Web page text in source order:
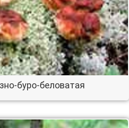
буро-беловатая